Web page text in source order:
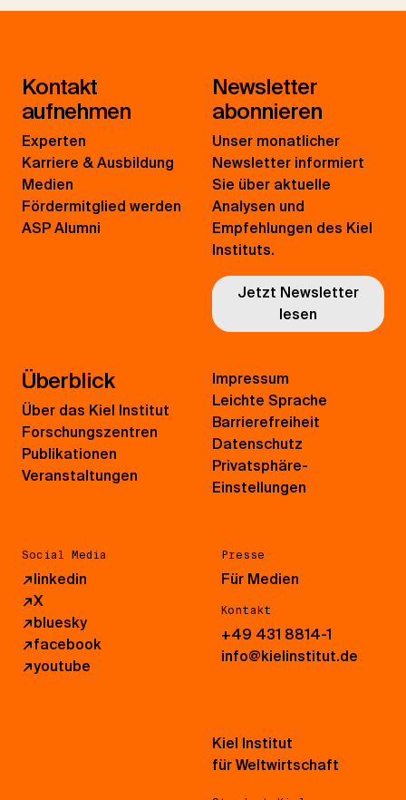
Kontakt
aufnehmen
Experten
Karriere & Ausbildung
Medien
Fördermitglied werden
ASP Alumni
Newsletter
abonnieren
Unser monatlicher
Newsletter informiert
Sie über aktuelle
Analysen und
Empfehlungen des Kiel
Instituts.
Jetzt Newsletter
lesen
Überblick
Über das Kiel Institut
Forschungszentren
Publikationen
Veranstaltungen
Social Media
↗linkedin
↗X
↗bluesky
↗facebook
↗youtube
Presse
Für Medien
Kontakt
+49 431 8814-1
info@kielinstitut.de
Impressum
Leichte Sprache
Barrierefreiheit
Datenschutz
Privatsphäre-
Einstellungen
Kiel Institut
für Weltwirtschaft